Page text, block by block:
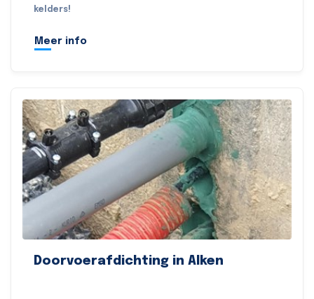
kelders!
Meer info
Doorvoerafdichting in Alken